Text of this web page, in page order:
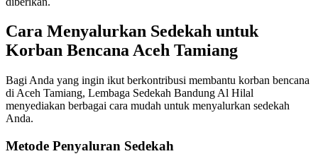
Cara Menyalurkan Sedekah untuk
Korban Bencana Aceh Tamiang
Bagi Anda yang ingin ikut berkontribusi membantu korban bencana
di Aceh Tamiang, Lembaga Sedekah Bandung Al Hilal
menyediakan berbagai cara mudah untuk menyalurkan sedekah
Anda.
Metode Penyaluran Sedekah